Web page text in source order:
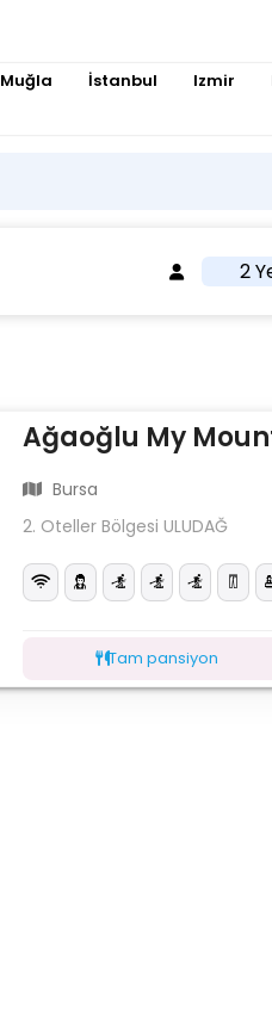
Muğla İstanbul Izmir
2
Ağaoğlu My
Bursa
2. Oteller Bölgesi ULUDAĞ
Tam pansiyon